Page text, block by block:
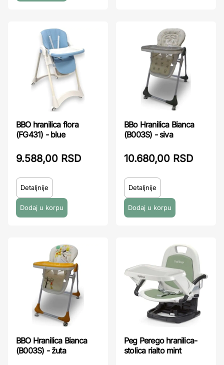
BBO hranilica flora
(FG431) - blue
9.588,00 RSD
Detaljnije
BBo Hranilica Bianca
(B003S) - siva
10.680,00 RSD
Detaljnije
BBO Hranilica Bianca
(B003S) - žuta
Peg Perego hranilica-
stolica rialto mint